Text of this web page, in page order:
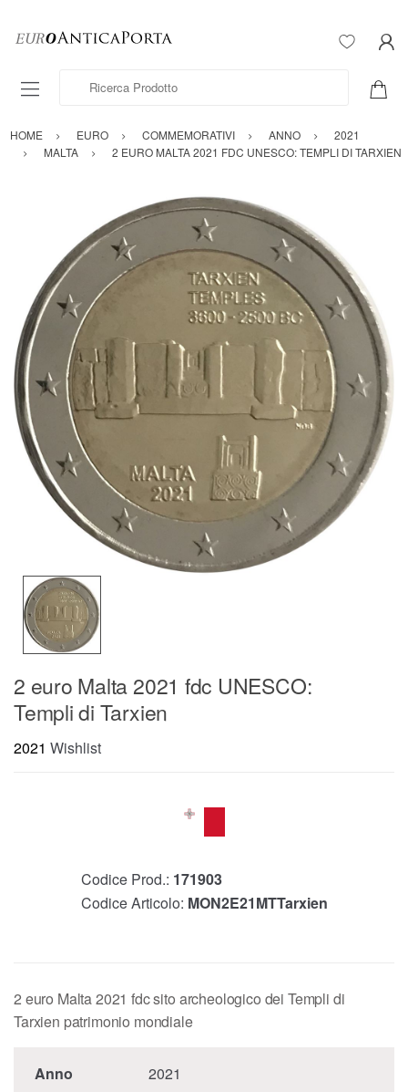
Ricerca Prodotto
HOME EURO COMMEMORATIVI ANNO
2021
MALTA
2 EURO MALTA 2021 FDC UNESCO: TEMPLI DI TARXIEN
2 euro Malta 2021 fdc UNESCO:
Templi di Tarxien
2021 Wishlist
Codice Prod.: 171903
Codice Articolo: MON2E21MTTarxien
2 euro Malta 2021 fdc sito archeologico dei Templi di
Tarxien patrimonio mondiale
Anno 2021